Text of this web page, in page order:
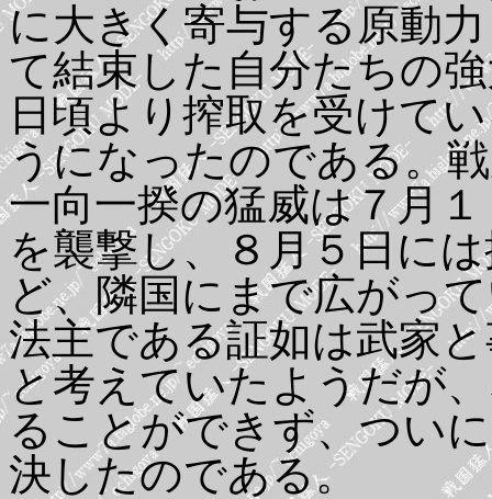
に大きく寄与する原動
て結束した自分たちの
日頃より搾取を受けて
うになったのである。
一向一揆の猛威は７月
を襲撃し、８月５日に
ど、隣国にまで広がっ
法主である証如は武家
と考えていたようだが
ることができず、つい
決したのである。